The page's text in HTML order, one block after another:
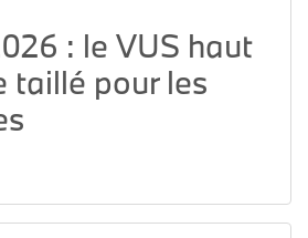
: le VUS haut
taillé pour les